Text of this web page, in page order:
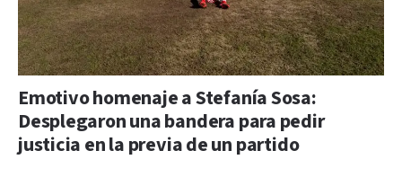
Emotivo homenaje a Stefanía Sosa:
Desplegaron una bandera para pedir
justicia en la previa de un partido